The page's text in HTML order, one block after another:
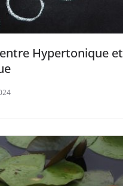
Hypertonique et